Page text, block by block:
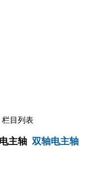
栏目列表
主轴 双轴电主轴